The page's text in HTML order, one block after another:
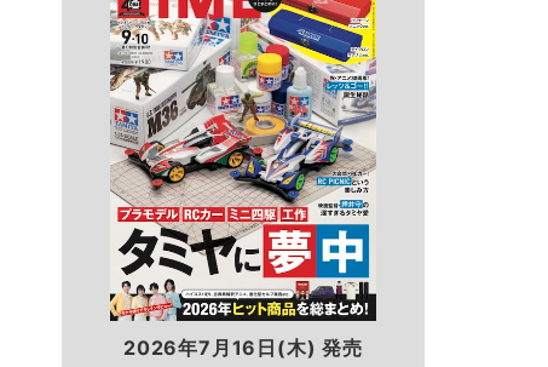
2026年7月16日(木) 発売